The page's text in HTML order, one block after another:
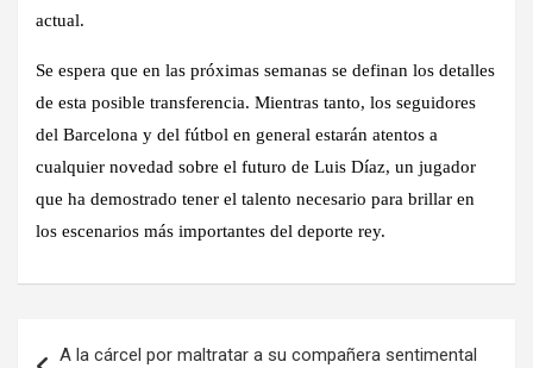
actual.
Se espera que en las próximas semanas se definan los detalles
de esta posible transferencia. Mientras tanto, los seguidores
del Barcelona y del fútbol en general estarán atentos a
cualquier novedad sobre el futuro de Luis Díaz, un jugador
que ha demostrado tener el talento necesario para brillar en
los escenarios más importantes del deporte rey.
A la cárcel por maltratar a su compañera sentimental